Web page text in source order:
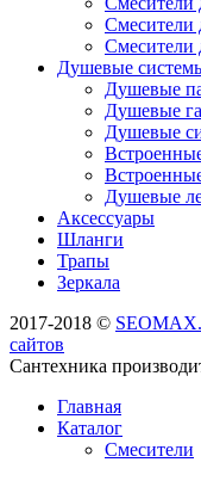
Смесители
Смесители
Душевые
Душевые
Душевые
Душевые
Душевые
Аксессуары
Шланги
Трапы
Зеркала
2017-2018 ©
сайтов
Сантехника
Главная
Каталог
Смесители